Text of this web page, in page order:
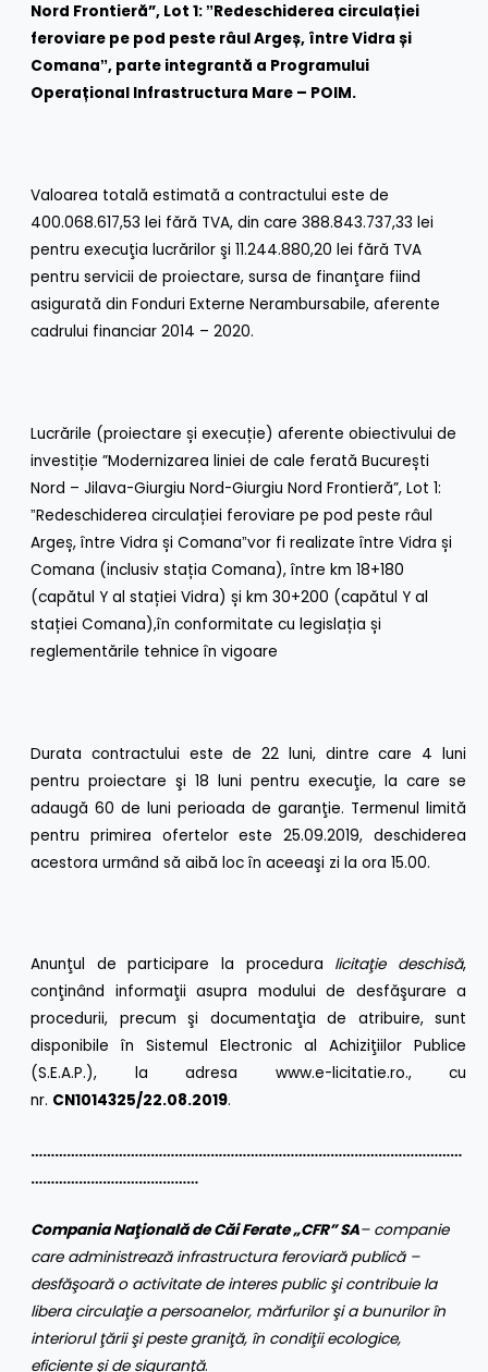
Nord Frontieră”, Lot 1: ˮRedeschiderea circulației
feroviare pe pod peste râul Argeș, între Vidra și
Comanaˮ, parte integrantă a Programului
Operațional Infrastructura Mare – POIM.
Valoarea totală estimată a contractului este de
400.068.617,53 lei fără TVA, din care 388.843.737,33 lei
pentru execuţia lucrărilor şi 11.244.880,20 lei fără TVA
pentru servicii de proiectare, sursa de finanţare fiind
asigurată din Fonduri Externe Nerambursabile, aferente
cadrului financiar 2014 – 2020.
Lucrările (proiectare și execuție) aferente obiectivului de
investiție ”Modernizarea liniei de cale ferată București
Nord – Jilava-Giurgiu Nord-Giurgiu Nord Frontieră”, Lot 1:
ˮRedeschiderea circulației feroviare pe pod peste râul
Argeș, între Vidra și Comanaˮvor fi realizate între Vidra și
Comana (inclusiv stația Comana), între km 18+180
(capătul Y al stației Vidra) și km 30+200 (capătul Y al
stației Comana),în conformitate cu legislația și
reglementările tehnice în vigoare
Durata contractului este de 22 luni, dintre care 4 luni
pentru proiectare şi 18 luni pentru execuţie, la care se
adaugă 60 de luni perioada de garanţie. Termenul limită
pentru primirea ofertelor este 25.09.2019, deschiderea
acestora urmând să aibă loc în aceeaşi zi la ora 15.00.
Anunţul de participare la procedura licitaţie deschisă,
conţinând informaţii asupra modului de desfăşurare a
procedurii, precum şi documentaţia de atribuire, sunt
disponibile în Sistemul Electronic al Achiziţiilor Publice
(S.E.A.P.), la adresa www.e-licitatie.ro., cu
nr. CN1014325/22.08.2019.
………………………………………………………………………………………………
……………………………………
Compania Naţională de Căi Ferate „CFR” SA– companie
care administrează infrastructura feroviară publică –
desfăşoară o activitate de interes public şi contribuie la
libera circulaţie a persoanelor, mărfurilor şi a bunurilor în
interiorul ţării şi peste graniţă, în condiţii ecologice,
eficiente şi de siguranţă.